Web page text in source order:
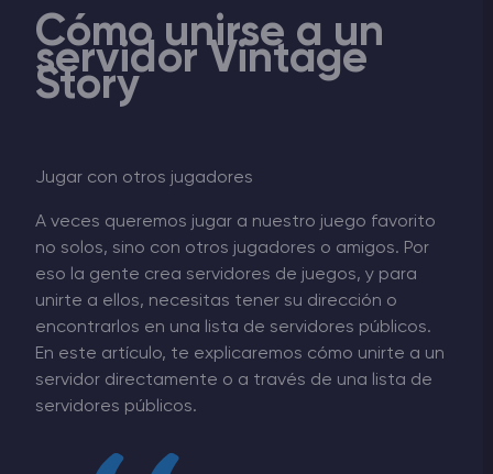
Cómo unirse a un
servidor Vintage
Story
Jugar con otros jugadores
A veces queremos jugar a nuestro juego favorito
no solos, sino con otros jugadores o amigos. Por
eso la gente crea servidores de juegos, y para
unirte a ellos, necesitas tener su dirección o
encontrarlos en una lista de servidores públicos.
En este artículo, te explicaremos cómo unirte a un
servidor directamente o a través de una lista de
servidores públicos.